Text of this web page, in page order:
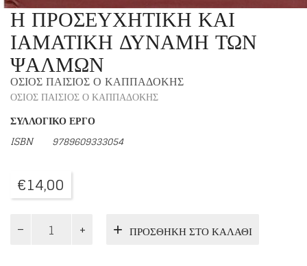
Η ΠΡΟΣΕΥΧΗΤΙΚΗ ΚΑΙ
ΙΑΜΑΤΙΚΗ ΔΥΝΑΜΗ ΤΩΝ
ΨΑΛΜΩΝ
ΟΣΙΟΣ ΠΑΙΣΙΟΣ Ο ΚΑΠΠΑΔΟΚΗΣ
ΟΣΙΟΣ ΠΑΙΣΙΟΣ Ο ΚΑΠΠΑΔΟΚΗΣ
ΣΥΛΛΟΓΙΚΟ ΕΡΓΟ
ISBN 9789609333054
€14,00
ΠΡΟΣΕΥΧΗΤΙΚΗ
ΠΡΟΣΘΉΚΗ ΣΤΟ ΚΑΛΆΘΙ